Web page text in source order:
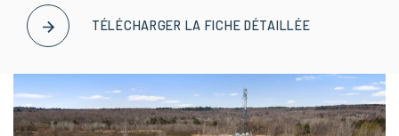
TÉLÉCHARGER LA FICHE DÉTAILLÉE